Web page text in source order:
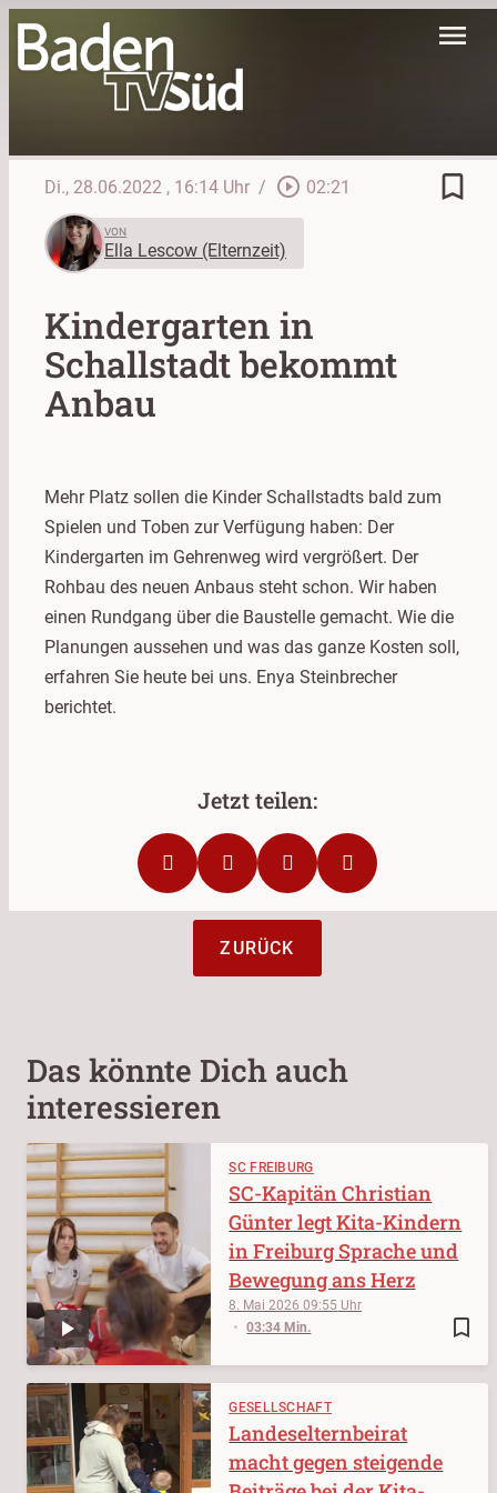
menu
Di., 28.06.2022 , 16:14 Uhr / play_circle_outline 02:21 bookmark_border
VON
Ella Lescow (Elternzeit)
Kindergarten in
Schallstadt bekommt
Anbau
Mehr Platz sollen die Kinder Schallstadts bald zum
Spielen und Toben zur Verfügung haben: Der
Kindergarten im Gehrenweg wird vergrößert. Der
Rohbau des neuen Anbaus steht schon. Wir haben
einen Rundgang über die Baustelle gemacht. Wie die
Planungen aussehen und was das ganze Kosten soll,
erfahren Sie heute bei uns. Enya Steinbrecher
berichtet.
ZURÜCK
Das könnte Dich auch
interessieren
SC FREIBURG
bookmark_border
8. Mai 202609:55
03:34 Min.
SC-Kapitän Christian
Günter legt Kita-Kindern
in Freiburg Sprache und
Bewegung ans Herz
GESELLSCHAFT
Landeselternbeirat
macht gegen steigende